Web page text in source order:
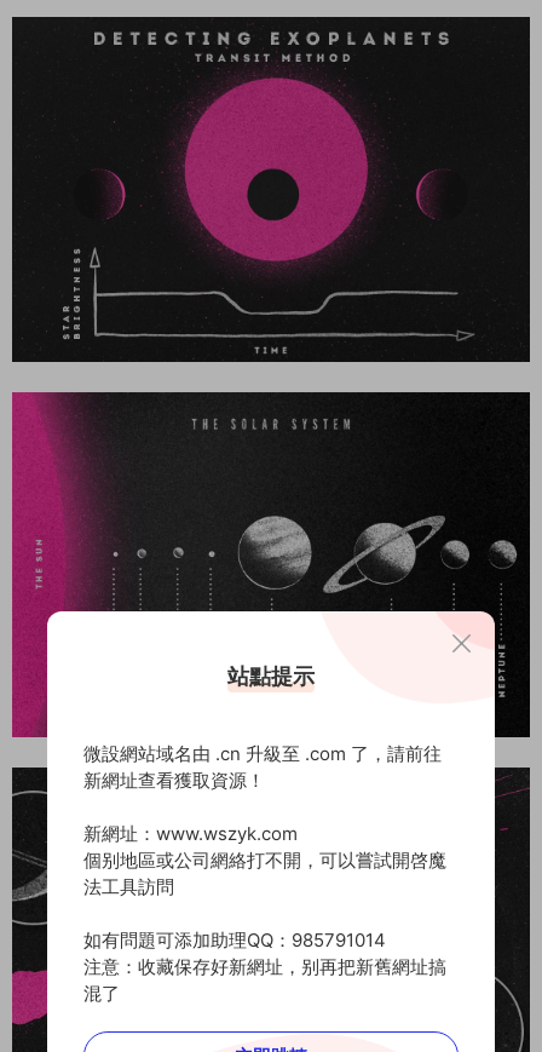
站點提示
微設網站域名由 .cn 升級至 .com 了，請前往
新網址查看獲取資源！
新網址：www.wszyk.com
個别地區或公司網絡打不開，可以嘗試開啓魔
法工具訪問
如有問題可添加助理QQ：985791014
注意：收藏保存好新網址，别再把新舊網址搞
混了